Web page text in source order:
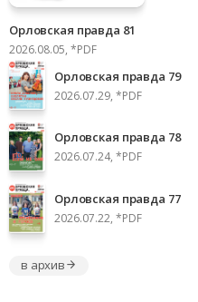
Орловская правда 81
2026.08.05, *PDF
Орловская правда 79
2026.07.29, *PDF
Орловская правда 78
2026.07.24, *PDF
Орловская правда 77
2026.07.22, *PDF
в архив